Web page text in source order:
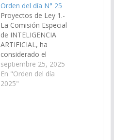
Orden del día N° 25
Proyectos de Ley 1.-
La Comisión Especial
de INTELIGENCIA
ARTIFICIAL, ha
considerado el
Proyecto de Ley del
señor Senador JUAN
CRUZ CURA, por el
septiembre 25, 2025
En "Orden del día
2025"